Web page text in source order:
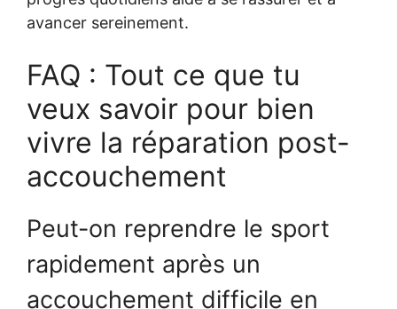
avancer sereinement.
FAQ : Tout ce que tu
veux savoir pour bien
vivre la réparation post-
accouchement
Peut-on reprendre le sport
rapidement après un
accouchement difficile en